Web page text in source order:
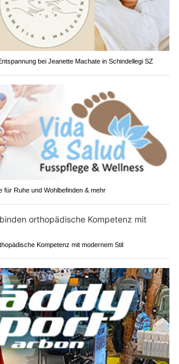
bei Jeanette Machate in Schindellegi SZ
für Ruhe und Wohlbefinden & mehr
Kompetenz mit modernem Stil